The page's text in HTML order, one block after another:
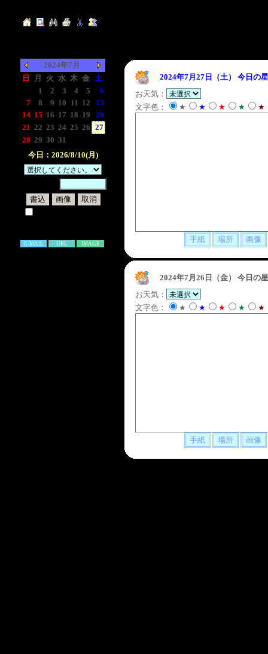
2024年7月
日
月 火 水 木 金 土
1 2 3 4 5
6
7
8 9 10 11 12
13
14 15 16 17 18 19
20
21 22 23 24 25 26 27
28 29 30 31
今日：2026/8/10(月)
E-MAIL URL IMAGE
2024年7月27日（土）
今日の
お天気：
文字色：
★ ★ ★ ★ ★
2024年7月26日（金）
今日の
お天気：
文字色：
★ ★ ★ ★ ★